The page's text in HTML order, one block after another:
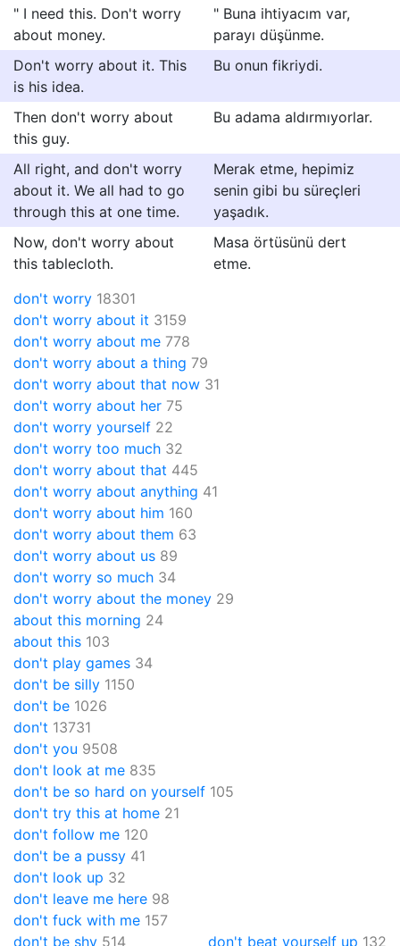
" I need this. Don't worry
about money.
" Buna ihtiyacım var,
parayı düşünme.
Don't worry about it. This
is his idea.
Bu onun fikriydi.
Then don't worry about
this guy.
Bu adama aldırmıyorlar.
All right, and don't worry
about it. We all had to go
through this at one time.
Merak etme, hepimiz
senin gibi bu süreçleri
yaşadık.
Now, don't worry about
this tablecloth.
Masa örtüsünü dert
etme.
don't worry 18301
don't worry about it 3159
don't worry about me 778
don't worry about a thing 79
don't worry about that now 31
don't worry about her 75
don't worry yourself 22
don't worry too much 32
don't worry about that 445
don't worry about anything 41
don't worry about him 160
don't worry about them 63
don't worry about us 89
don't worry so much 34
don't worry about the money 29
about this morning 24
about this 103
don't play games 34
don't be silly 1150
don't be 1026
don't 13731
don't you 9508
don't look at me 835
don't be so hard on yourself 105
don't try this at home 21
don't follow me 120
don't be a pussy 41
don't look up 32
don't leave me here 98
don't fuck with me 157
don't be shy 514 don't beat yourself up 132